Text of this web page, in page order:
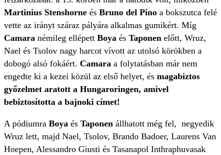
Martinius Stenshorne és Bruno del Pino a bokszutca felé
vette az irányt száraz pályára alkalmas gumikért. Míg
Camara némileg ellépett Boya és Taponen előtt, Wruz,
Nael és Tsolov nagy harcot vívott az utolsó körökben a
dobogó alsó fokáért. Camara a folytatásban már nem
engedte ki a kezei közül az első helyet, és magabiztos
győzelmet aratott a Hungaroringen, amivel
bebiztosította a bajnoki címet!
A pódiumra Boya és Taponen állhatott még fel, negyedik
Wruz lett, majd Nael, Tsolov, Brando Badoer, Laurens Van
Hoepen, Alessandro Giusti és Tasanapol Inthraphuvasak